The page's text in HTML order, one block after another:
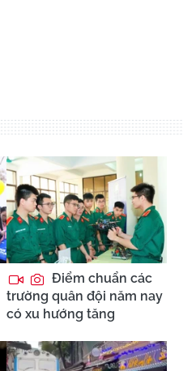
Điểm chuẩn các
trường quân đội năm nay
có xu hướng tăng